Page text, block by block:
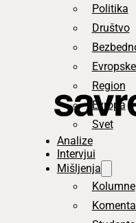
Politika
Društvo
Region
Evropa
Svet
Analize
Intervjui
Mišljenja
Kolumne